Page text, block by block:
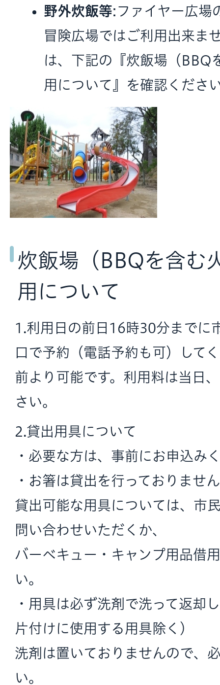
野外炊飯等:ファイヤー広場
冒険広場ではご利用出来ま
は、下記の『炊飯場（BBQ
用について』を確認くださ
炊飯場（BBQを含む
用について
1.利用日の前日16時30分までに
口で予約（電話予約も可）して
前より可能です。利用料は当日
さい。
2.貸出用具について
・必要な方は、事前にお申込み
・お箸は貸出を行っておりませ
貸出可能な用具については、市
問い合わせいただくか、
バーベキュー・キャンプ用品借
い。
・用具は必ず洗剤で洗って返却
片付けに使用する用具除く）
洗剤は置いておりませんので、
い。